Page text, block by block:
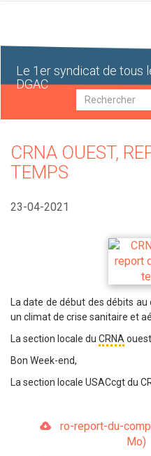
Le 1er syndicat de tous
DGAC
Recherche
CRNA OUEST,
TEMPS
23-04-2021
La date de début des débits
un climat de crise sanitaire et
La section locale du CRNA
Bon Week-end,
La section locale USACcgt du
ro-report-du-
Mo)